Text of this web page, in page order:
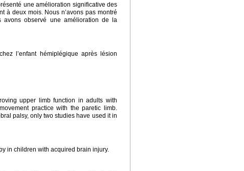
une amélioration significative des
à deux mois. Nous n’avons pas montré
avons observé une amélioration de la
l’enfant hémiplégique après lésion
upper limb function in adults with
practice with the paretic limb.
palsy, only two studies have used it in
in children with acquired brain injury.